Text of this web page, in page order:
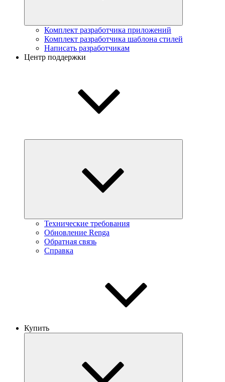
Комплект разработчика приложений
Комплект разработчика шаблона стилей
Написать разработчикам
Центр поддержки
Технические требования
Обновление Renga
Обратная связь
Справка
Купить